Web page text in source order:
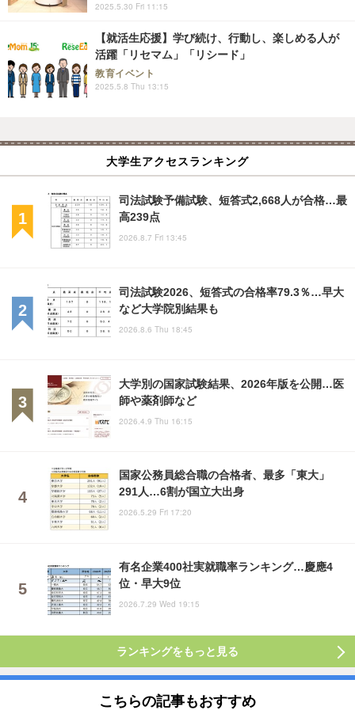
2025.5.30 Fri 11:15
【就活生応援】学び続け、行動し、楽しめる人が
活躍「リセマム」「リシード」
教育イベント
2025.5.8 Thu 13:15
大学生アクセスランキング
司法試験予備試験、短答式2,668人が合格…最
高239点
2026.8.7 Fri 13:45
司法試験2026、短答式の合格率79.3％…早大
など大学院別結果も
2026.8.6 Thu 18:45
大学別の国家試験結果、2026年版を公開…医
師や薬剤師など
2026.4.9 Thu 16:15
国家公務員総合職の合格者、最多「東大」
291人…6割が国立大出身
2026.5.29 Fri 17:20
有名企業400社実就職率ランキング…慶應4
位・早大9位
2026.7.29 Wed 19:15
ランキングをもっと見る
こちらの記事もおすすめ